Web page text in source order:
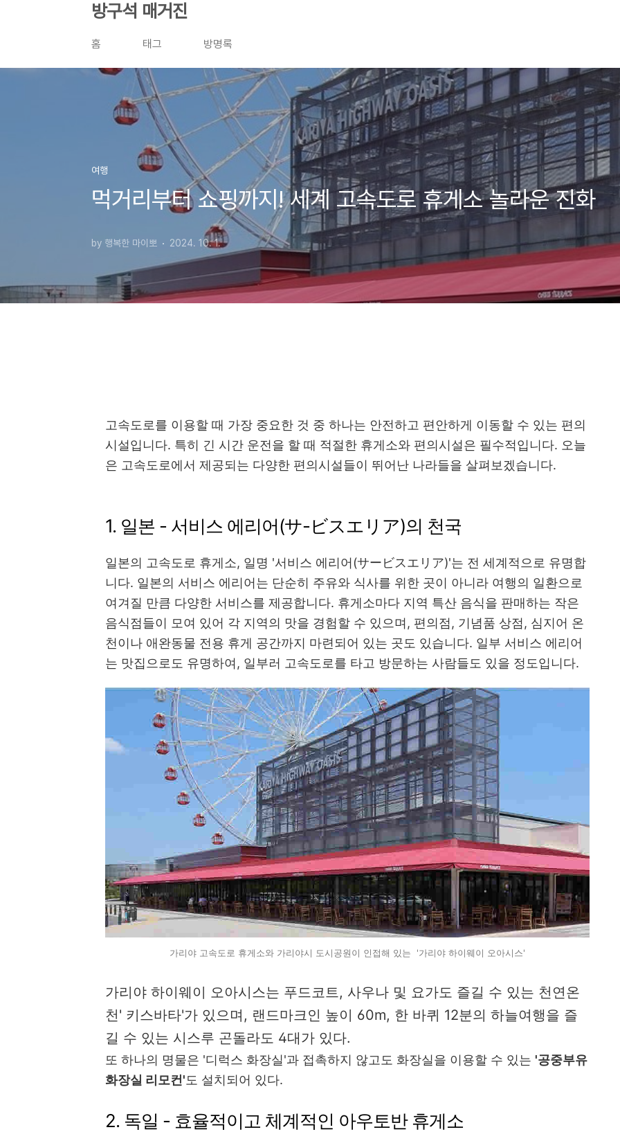
방구석 매거진
홈 태그 방명록
여행
먹거리부터 쇼핑까지! 세계 고속도로 휴게소 놀라운 진화
by 행복한 마이뽀 2024. 10. 1.
고속도로를 이용할 때 가장 중요한 것 중 하나는 안전하고 편안하게 이동할 수 있는 편의
시설입니다. 특히 긴 시간 운전을 할 때 적절한 휴게소와 편의시설은 필수적입니다. 오늘
은 고속도로에서 제공되는 다양한 편의시설들이 뛰어난 나라들을 살펴보겠습니다.
1. 일본 - 서비스 에리어(サ-ビスエリア)의 천국
일본의 고속도로 휴게소, 일명 '서비스 에리어(サービスエリア)'는 전 세계적으로 유명합
니다. 일본의 서비스 에리어는 단순히 주유와 식사를 위한 곳이 아니라 여행의 일환으로
여겨질 만큼 다양한 서비스를 제공합니다. 휴게소마다 지역 특산 음식을 판매하는 작은
음식점들이 모여 있어 각 지역의 맛을 경험할 수 있으며, 편의점, 기념품 상점, 심지어 온
천이나 애완동물 전용 휴게 공간까지 마련되어 있는 곳도 있습니다. 일부 서비스 에리어
는 맛집으로도 유명하여, 일부러 고속도로를 타고 방문하는 사람들도 있을 정도입니다.
가리야 고속도로 휴게소와 가리야시 도시공원이 인접해 있는 '가리야 하이웨이 오아시스'
가리야 하이웨이 오아시스는 푸드코트, 사우나 및 요가도 즐길 수 있는 천연온
천' 키스바타'가 있으며, 랜드마크인 높이 60m, 한 바퀴 12분의 하늘여행을 즐
길 수 있는 시스루 곤돌라도 4대가 있다.
또 하나의 명물은 '디럭스 화장실'과 접촉하지 않고도 화장실을 이용할 수 있는 '공중부유
화장실 리모컨'도 설치되어 있다.
2. 독일 - 효율적이고 체계적인 아우토반 휴게소